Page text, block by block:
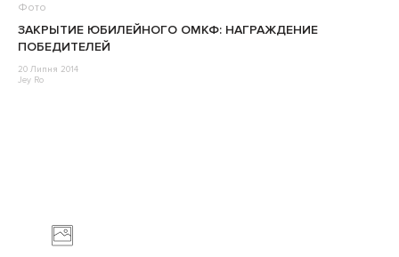
Фото
ЗАКРЫТИЕ ЮБИЛЕЙНОГО ОМКФ: НАГРАЖДЕНИЕ
ПОБЕДИТЕЛЕЙ
20 Липня 2014
Jey Ro